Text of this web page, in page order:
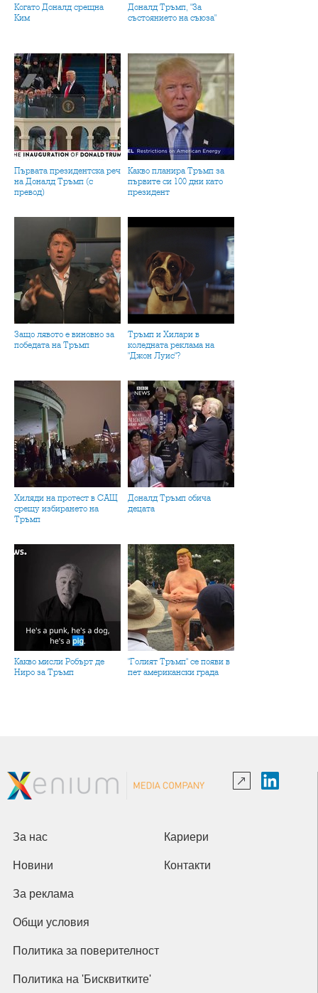
Когато Доналд срещна
Ким
Доналд Тръмп, "За
състоянието на съюза"
Първата президентска реч
на Доналд Тръмп (с
превод)
Какво планира Тръмп за
първите си 100 дни като
президент
Защо лявото е виновно за
победата на Тръмп
Тръмп и Хилари в
коледната реклама на
"Джон Луис"?
Хиляди на протест в САЩ
срещу избирането на
Тръмп
Доналд Тръмп обича
децата
Какво мисли Робърт де
Ниро за Тръмп
"Голият Тръмп" се появи в
пет американски града
За нас Кариери
Новини Контакти
За реклама
Общи условия
Политика за поверителност
Политика на 'Бисквитките'